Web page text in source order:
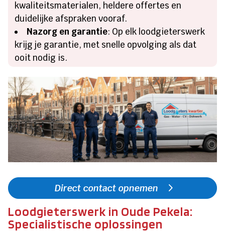
kwaliteitsmaterialen, heldere offertes en
duidelijke afspraken vooraf.
Nazorg en garantie: Op elk loodgieterswerk
krijg je garantie, met snelle opvolging als dat
ooit nodig is.
Direct contact opnemen
Loodgieterswerk in Oude Pekela:
Specialistische oplossingen